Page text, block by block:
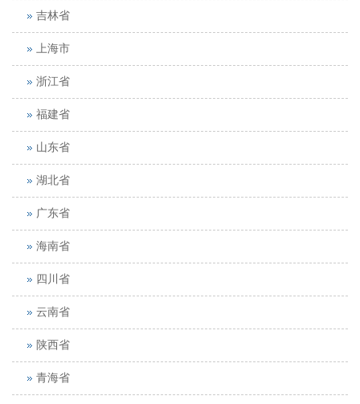
吉林省
上海市
浙江省
福建省
山东省
湖北省
广东省
海南省
四川省
云南省
陕西省
青海省